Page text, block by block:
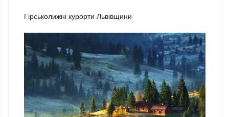
Гірськолижні курорти Львівщини